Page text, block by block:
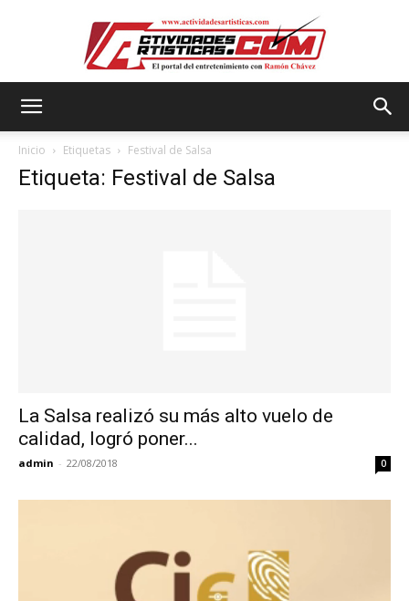
Inicio Etiquetas Festival de Salsa
Etiqueta: Festival de Salsa
La Salsa realizó su más alto vuelo de
calidad, logró poner...
admin - 22/08/2018 0